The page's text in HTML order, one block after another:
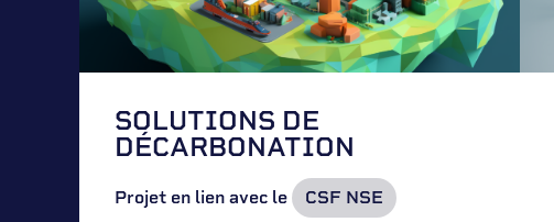
SOLUTIONS DE
DÉCARBONATION
Projet en lien avec le CSF NSE